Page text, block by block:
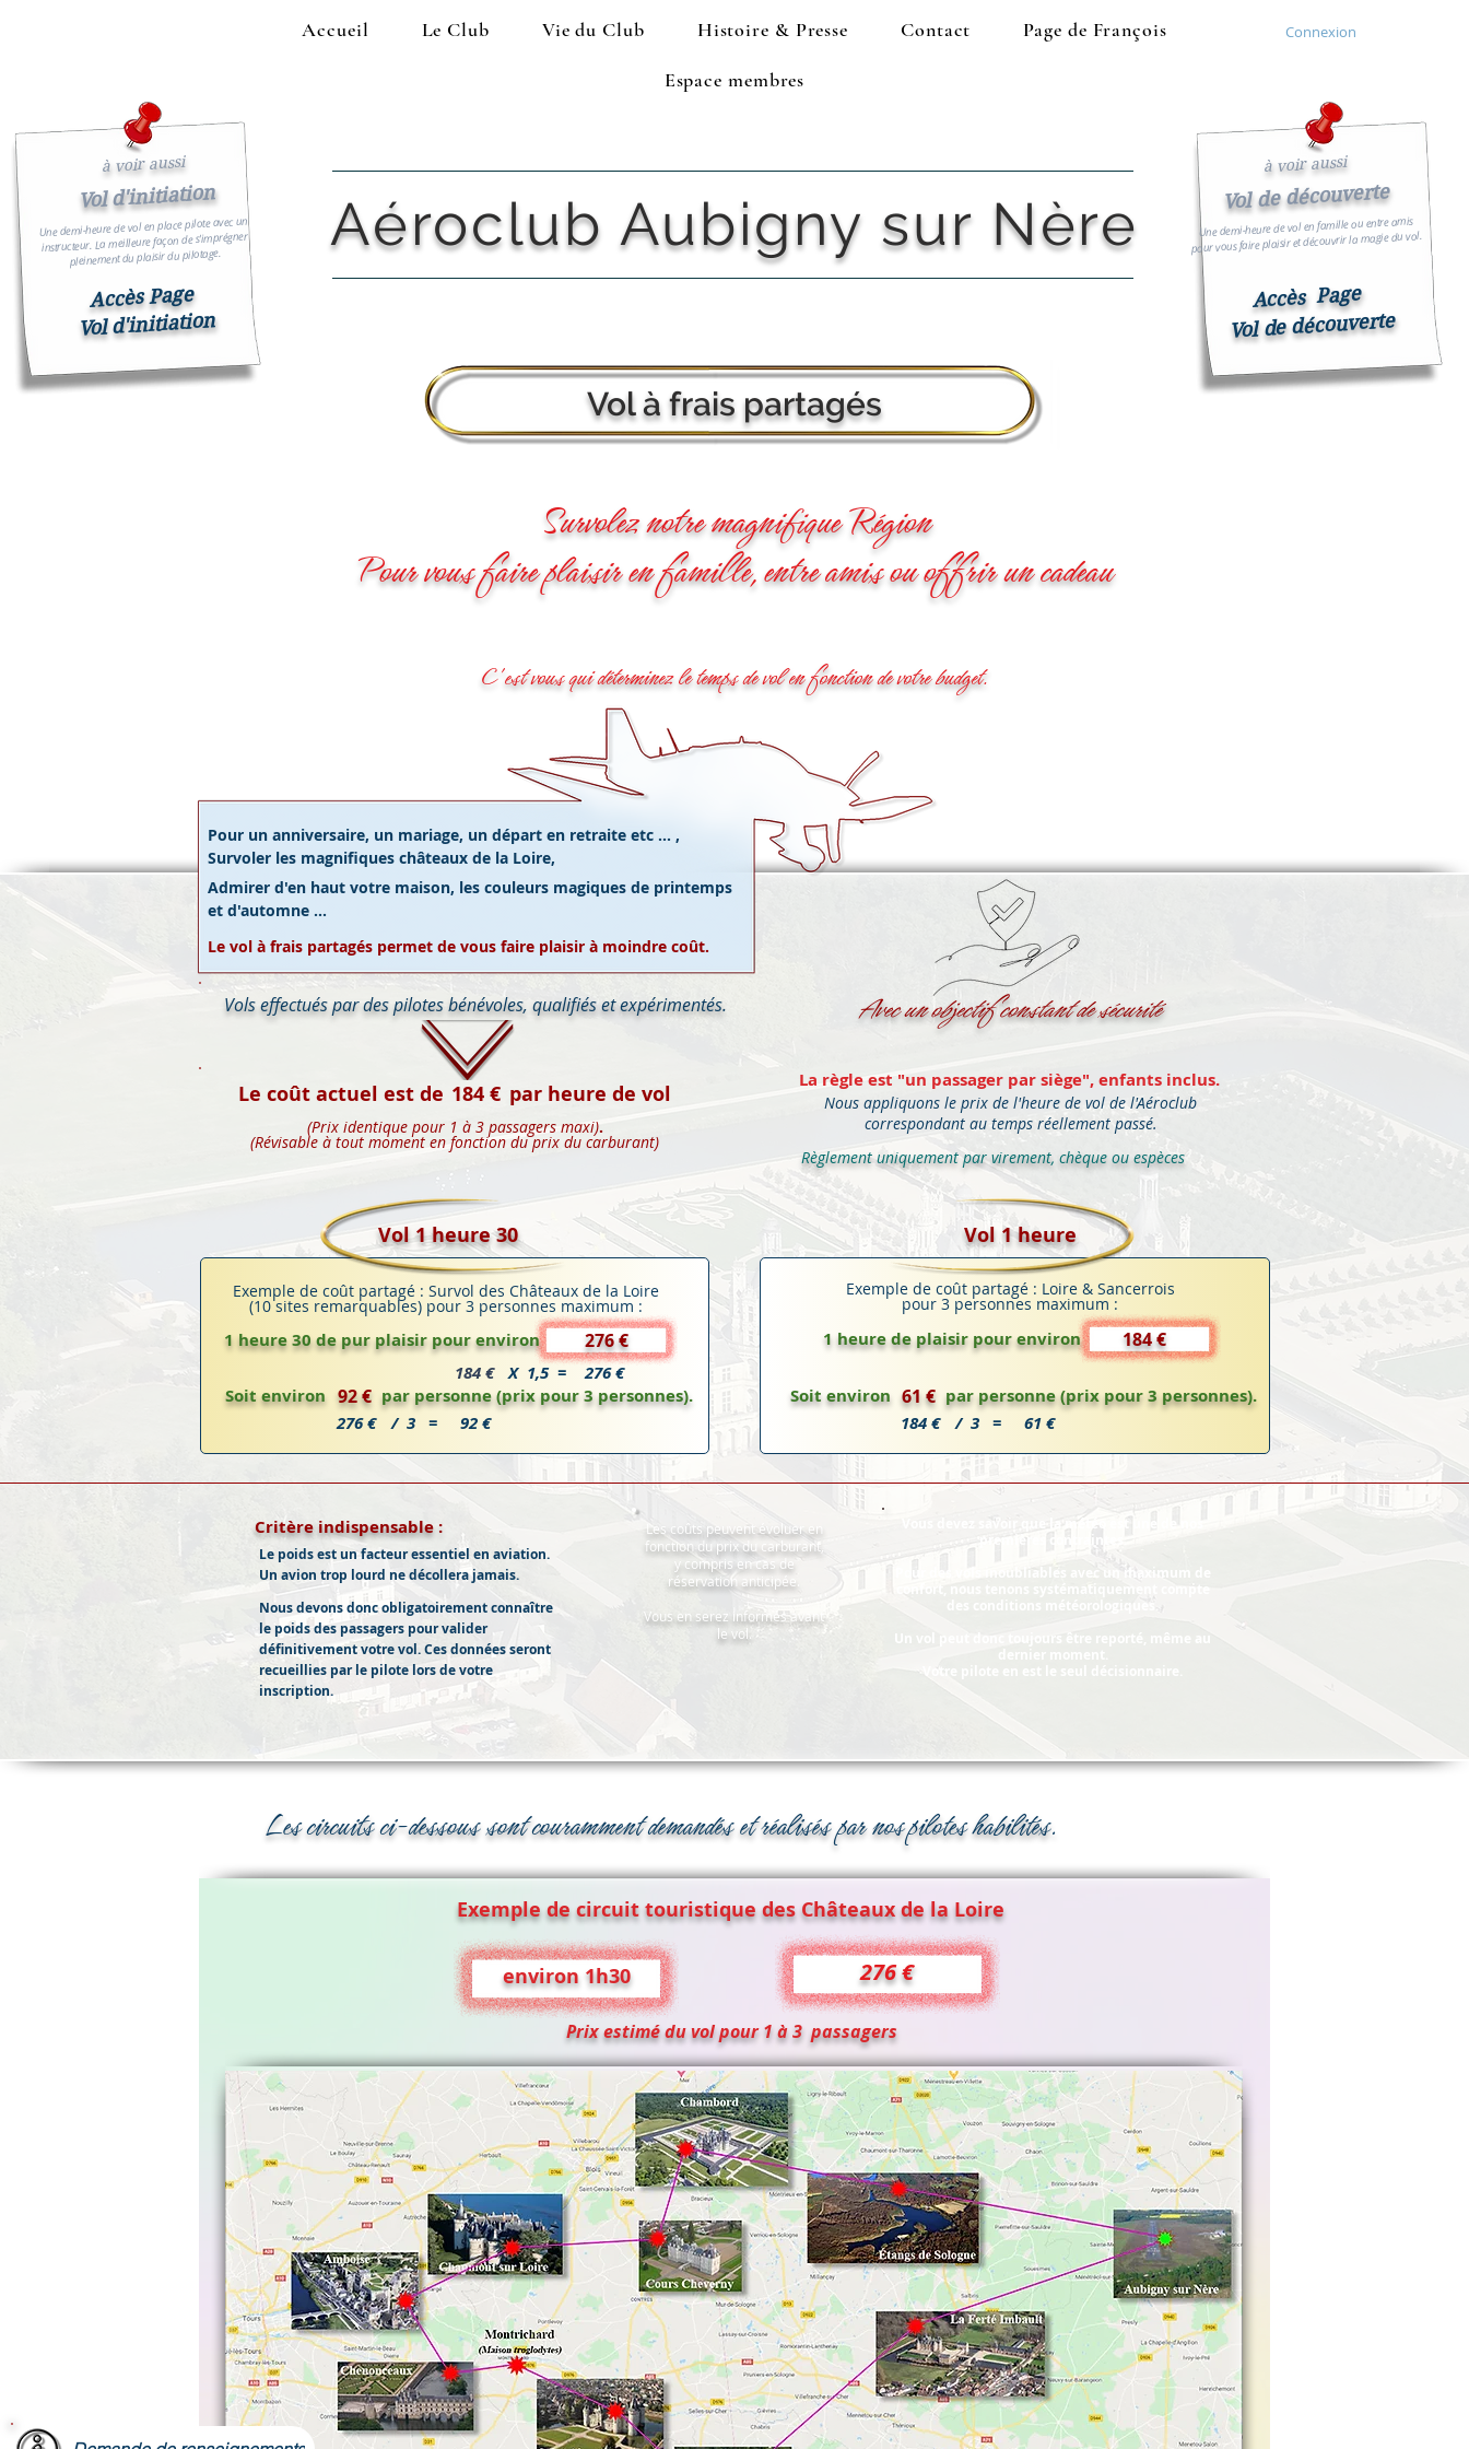
Accueil Le Club Vie du Club Histoire & Presse Contact Page de François
Espace membres
Connexion
à voir aussi
Vol d'initiation
Une demi-heure de vol en place pilote avec un
instructeur.La meilleure façon de s'imprégner
pleinementdu plaisir du pilotage.
Accès Page
Vol d'initiation
à voir aussi
Vol de découverte
Une demi-heure de vol en famille ou entre amis
pour vous faire plaisir et découvrir la magie du vol.
Accès Page
Vol de découverte
Aéroclub Aubigny sur Nère
Vol à frais partagés
Survolez notre magnifique Région
Pour vous faire plaisir en famille, entre amis ou offrir un cadeau
C'est vous qui déterminez le temps de vol en fonction de votre budget.
Le coût actuel est de par heure de vol
(Prix identique pour 1 à 3 passagers maxi).
(Révisable à tout moment en fonction du prix du carburant)
184 €
Pour un anniversaire, un mariage, un départ en retraite etc ... ,
Survoler les magnifiques châteaux de la Loire,
Admirer d'en haut votre maison, les couleurs magiques de printemps
et d'automne ...
Le vol à frais partagés permet de vous faire plaisir à moindre coût.
Vols effectués par des pilotes bénévoles, qualifiés et expérimentés. Avec un objectif constant de sécurité
La règle est "un passager par siège", enfants inclus.
Nous appliquons le prix de l'heure de vol de l'Aéroclub
correspondant au temps réellement passé.
Règlement uniquement par virement, chèque ou espèces
Exemple de coût partagé : Survol des Châteaux de la Loire
(10 sites remarquables) pour 3 personnes maximum :
1 heure 30 de pur plaisir pour environ 276 €
X 1,5 =
184 €
276 €
Soit environ 92 € par personne (prix pour 3 personnes).
276 €
/ 3 = 92 €
Vol 1 heure 30
Exemple de coût partagé : Loire & Sancerrois
pour 3 personnes maximum :
1 heure de plaisir pour environ 184 €
Soit environ 61 € par personne (prix pour 3 personnes).
184 €
/ 3 = 61 €
Vol 1 heure
Critère indispensable :
Le poids est un facteur essentiel en aviation.
Un avion trop lourd ne décollera jamais.
Nous devons donc obligatoirement connaître
le poids des passagers pour valider
définitivement votre vol. Ces données seront
recueillies par le pilote lors de votre
inscription.
Les coûts peuvent évoluer en
fonction du prix du carburant,
y compris en cas de
réservation anticipée.
Vous en serez informés avant
le vol.
Vous devez savoir que la météo est une de nos
premières contraintes.
Pour des vols inoubliables avec un maximum de
confort, nous tenons systématiquement compte
des conditions météorologiques.
Un vol peut donc toujours être reporté, même au
Votre pilote en est le seul décisionnaire.
Les circuits ci-dessous sont couramment demandés et réalisés par nos pilotes habilités.
Exemple de circuit touristique des Châteaux de la Loire
environ 1h30 276 €
Prix estimé du vol pour 1 à 3 passagers